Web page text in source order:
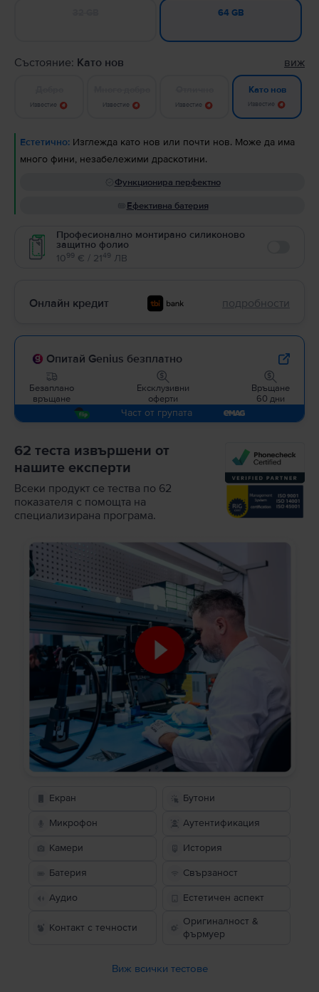
64 GB
Състояние: Като нов виж
Известие Известие Известие
Като нов
Известие
Естетично: Изглежда като нов или почти нов. Може да има
много фини, незабележими драскотини.
Функционира перфектно
Ефективна батерия
Професионално монтирано силиконово
защитно фолио
1099 € / 2149 ЛВ
Онлайн кредит подробности
Опитай Genius безплатно
Безаплано
връщане
Ексклузивни
оферти
Връщане
60 дни
Част от групата
62 теста извършени от
нашите експерти
Всеки продукт се тества по 62
показателя с помощта на
специализирана програма.
Екран Бутони
Микрофон Аутентификация
Камери История
Батерия Свързаност
Аудио Естетичен аспект
Контакт с течности
Оригиналност &
фърмуер
Виж всички тестове